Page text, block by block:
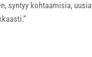
syntyy kohtaamisia, uusia